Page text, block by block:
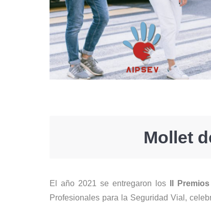
Mollet
El año 2021 se entregaron los II
Profesionales para la Seguridad Vial,